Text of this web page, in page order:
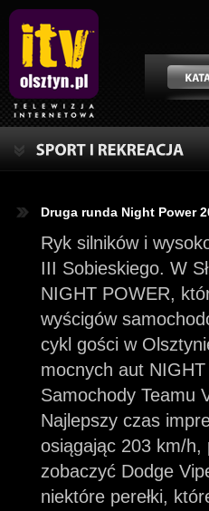
Druga runda Night Power
Ryk silników i
III Sobieskiego. W
NIGHT POWER,
wyścigów
cykl gości w
mocnych aut NIGHT
Samochody Teamu
Najlepszy czas
osiągając 203 km/h,
zobaczyć Dodge
niektóre perełki,